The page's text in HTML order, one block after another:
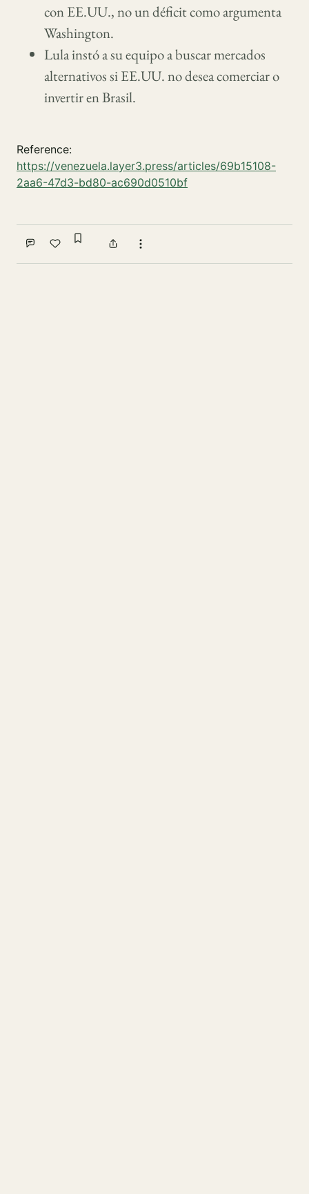
con EE.UU., no un déficit como argumenta
Washington.
Lula instó a su equipo a buscar mercados
alternativos si EE.UU. no desea comerciar o
invertir en Brasil.
Reference:
https://venezuela.layer3.press/articles/69b15108-
2aa6-47d3-bd80-ac690d0510bf
Comment
Like
Sign in to bookmark
ShareMore actions